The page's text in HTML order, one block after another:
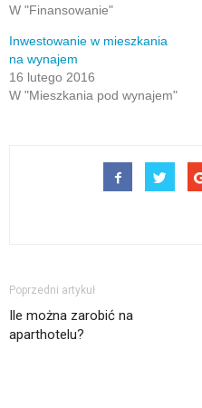
W "Finansowanie"
Inwestowanie w mieszkania
na wynajem
16 lutego 2016
W "Mieszkania pod wynajem"
Poprzedni artykuł
Ile można zarobić na
aparthotelu?